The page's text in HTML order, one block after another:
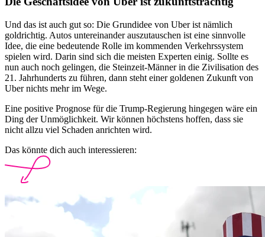
Und das ist auch gut so: Die Grundidee von Uber ist nämlich
goldrichtig. Autos untereinander auszutauschen ist eine sinnvolle
Idee, die eine bedeutende Rolle im kommenden Verkehrssystem
spielen wird. Darin sind sich die meisten Experten einig. Sollte es
nun auch noch gelingen, die Steinzeit-Männer in die Zivilisation des
21. Jahrhunderts zu führen, dann steht einer goldenen Zukunft von
Uber nichts mehr im Wege.
Eine positive Prognose für die Trump-Regierung hingegen wäre ein
Ding der Unmöglichkeit. Wir können höchstens hoffen, dass sie
nicht allzu viel Schaden anrichten wird.
Das könnte dich auch interessieren: